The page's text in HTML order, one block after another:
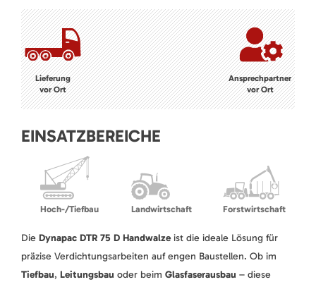
Lieferung
vor Ort
Ansprechpartner
vor Ort
EINSATZBEREICHE
Hoch-/Tiefbau Landwirtschaft Forstwirtschaft
Die Dynapac DTR 75 D Handwalzeist die ideale Lösung für
präzise Verdichtungsarbeiten auf engen Baustellen. Ob im
Tiefbau, Leitungsbau oder beim Glasfaserausbau – diese